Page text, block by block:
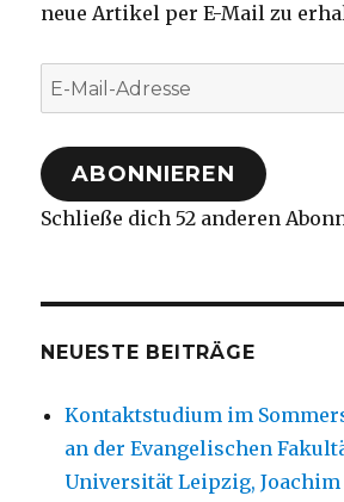
neue Artikel per E-Mail zu
E-
Mail-
Adresse
ABONNIEREN
Schließe dich 52 anderen
NEUESTE BEITRÄGE
Kontaktstudium im
an der Evangelischen
Universität Leipzig, Joachim